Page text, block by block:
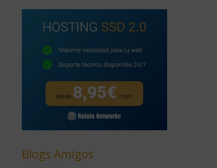
Blogs Amigos